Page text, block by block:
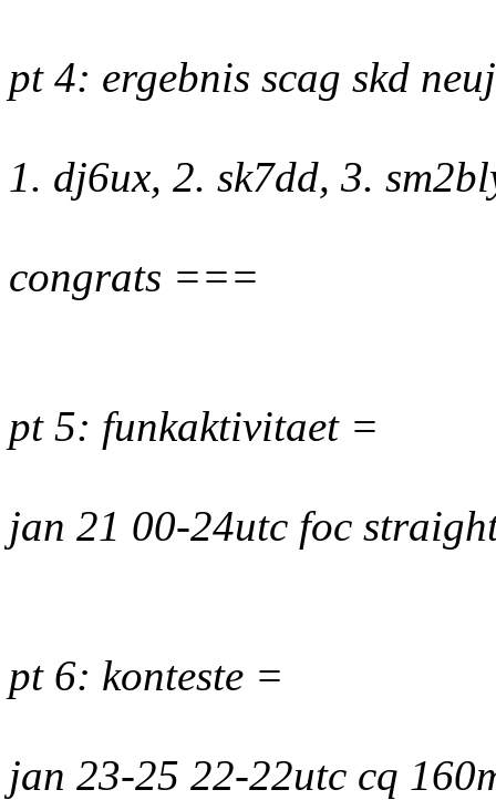
pt 4: ergebnis scag skd
1. dj6ux, 2. sk7dd, 3.
congrats ===
pt 5: funkaktivitaet =
jan 21 00-24utc foc
pt 6: konteste =
jan 23-25 22-22utc cq